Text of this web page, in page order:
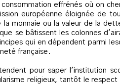
effrénés où on
européenne éloignée de
la monnaie ou la valeur de la
se bâtissent les colonnes
qui en dépendent parmi
française.
pour saper l'institution
religieux, tantôt le respect